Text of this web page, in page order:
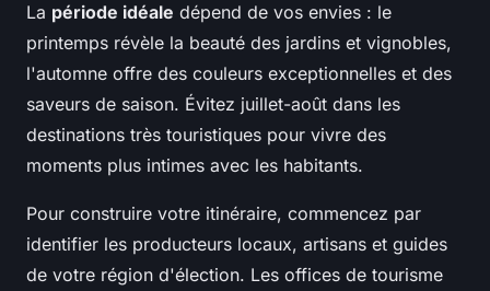
La période idéale dépend de vos envies : le
printemps révèle la beauté des jardins et vignobles,
l'automne offre des couleurs exceptionnelles et des
saveurs de saison. Évitez juillet-août dans les
destinations très touristiques pour vivre des
moments plus intimes avec les habitants.
Pour construire votre itinéraire, commencez par
identifier les producteurs locaux, artisans et guides
de votre région d'élection. Les offices de tourisme